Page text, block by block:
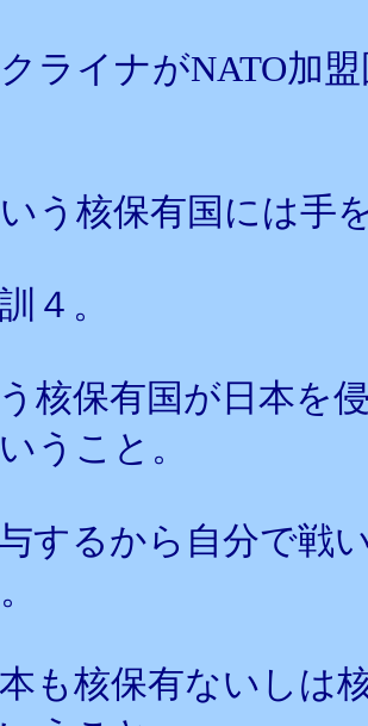
ライナがNATO加
う核保有国には手
４。
核保有国が日本を
うこと。
するから自分で戦
も核保有ないしは